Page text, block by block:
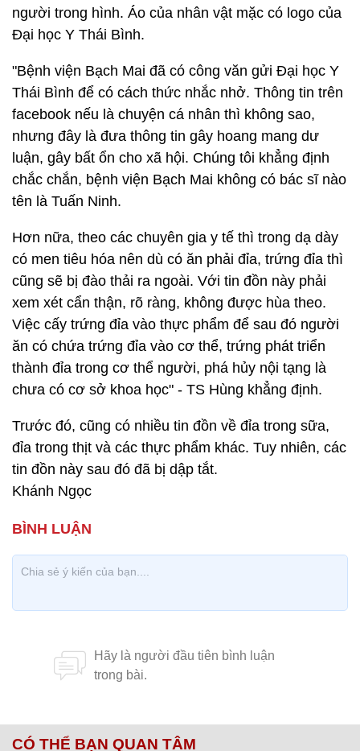
người trong hình. Áo của nhân vật mặc có logo của
Đại học Y Thái Bình.
"Bệnh viện Bạch Mai đã có công văn gửi Đại học Y
Thái Bình để có cách thức nhắc nhở. Thông tin trên
facebook nếu là chuyện cá nhân thì không sao,
nhưng đây là đưa thông tin gây hoang mang dư
luận, gây bất ổn cho xã hội. Chúng tôi khẳng định
chắc chắn, bệnh viện Bạch Mai không có bác sĩ nào
tên là Tuấn Ninh.
Hơn nữa, theo các chuyên gia y tế thì trong dạ dày
có men tiêu hóa nên dù có ăn phải đỉa, trứng đỉa thì
cũng sẽ bị đào thải ra ngoài. Với tin đồn này phải
xem xét cẩn thận, rõ ràng, không được hùa theo.
Việc cấy trứng đỉa vào thực phẩm để sau đó người
ăn có chứa trứng đỉa vào cơ thể, trứng phát triển
thành đỉa trong cơ thể người, phá hủy nội tạng là
chưa có cơ sở khoa học" - TS Hùng khẳng định.
Trước đó, cũng có nhiều tin đồn về đỉa trong sữa,
đỉa trong thịt và các thực phẩm khác. Tuy nhiên, các
tin đồn này sau đó đã bị dập tắt.
Khánh Ngọc
CÓ THỂ BẠN QUAN TÂM